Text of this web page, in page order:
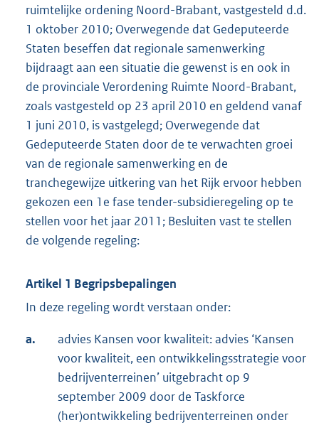
ruimtelijke ordening Noord-Brabant, vastgesteld d.d.
1 oktober 2010; Overwegende dat Gedeputeerde
Staten beseffen dat regionale samenwerking
bijdraagt aan een situatie die gewenst is en ook in
de provinciale Verordening Ruimte Noord-Brabant,
zoals vastgesteld op 23 april 2010 en geldend vanaf
1 juni 2010, is vastgelegd; Overwegende dat
Gedeputeerde Staten door de te verwachten groei
van de regionale samenwerking en de
tranchegewijze uitkering van het Rijk ervoor hebben
gekozen een 1e fase tender-subsidieregeling op te
stellen voor het jaar 2011; Besluiten vast te stellen
de volgende regeling:
Artikel 1 Begripsbepalingen
In deze regeling wordt verstaan onder:
a.
advies Kansen voor kwaliteit: advies ‘Kansen
voor kwaliteit, een ontwikkelingsstrategie voor
bedrijventerreinen’ uitgebracht op 9
september 2009 door de Taskforce
(her)ontwikkeling bedrijventerreinen onder